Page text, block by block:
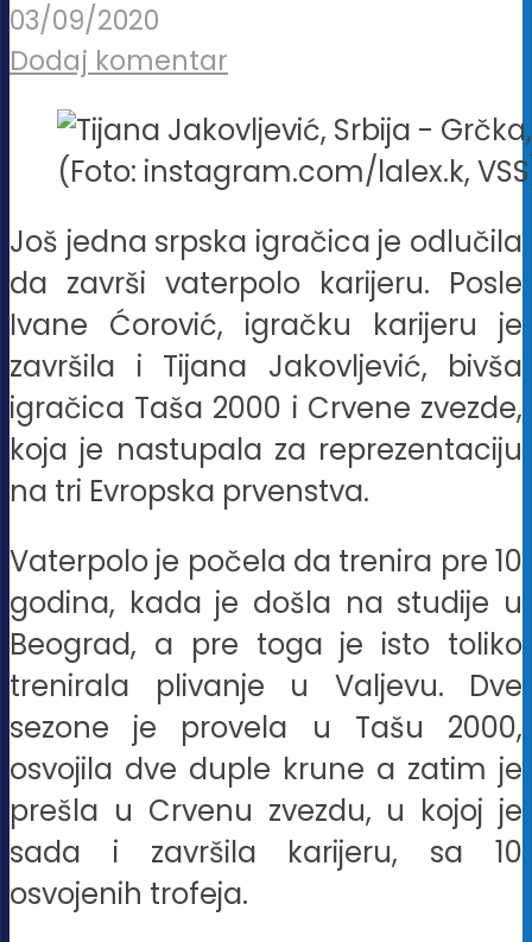
03/09/2020
Dodaj komentar
(Foto: instagram.com/lalex.k,
Još jedna srpska igračica je odlučila
da završi vaterpolo karijeru. Posle
Ivane Ćorović, igračku karijeru je
završila i Tijana Jakovljević, bivša
igračica Taša 2000 i Crvene zvezde,
koja je nastupala za reprezentaciju
na tri Evropska prvenstva.
Vaterpolo je počela da trenira pre 10
godina, kada je došla na studije u
Beograd, a pre toga je isto toliko
trenirala plivanje u Valjevu. Dve
sezone je provela u Tašu 2000,
osvojila dve duple krune a zatim je
prešla u Crvenu zvezdu, u kojoj je
sada i završila karijeru, sa 10
osvojenih trofeja.